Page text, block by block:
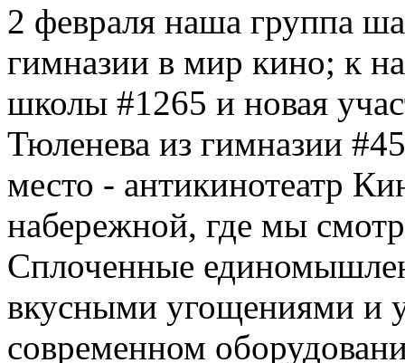
2 февраля наша группа
гимназии в мир кино; к
школы #1265 и новая
Тюленева из гимназии
место - антикинотеатр
набережной, где мы
Сплоченные
вкусными угощениями и
современном